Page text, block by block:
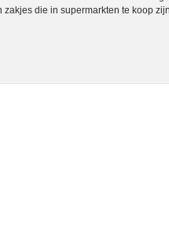
die in supermarkten te koop